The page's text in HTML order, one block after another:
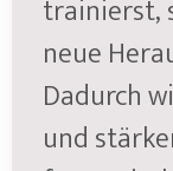
trainierst,
neue
Dadurch
und